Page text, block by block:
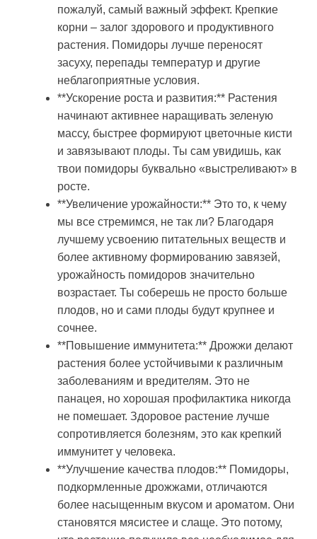
пожалуй, самый важный эффект. Крепкие
корни – залог здорового и продуктивного
растения. Помидоры лучше переносят
засуху, перепады температур и другие
неблагоприятные условия.
**Ускорение роста и развития:** Растения
начинают активнее наращивать зеленую
массу, быстрее формируют цветочные кисти
и завязывают плоды. Ты сам увидишь, как
твои помидоры буквально «выстреливают» в
росте.
**Увеличение урожайности:** Это то, к чему
мы все стремимся, не так ли? Благодаря
лучшему усвоению питательных веществ и
более активному формированию завязей,
урожайность помидоров значительно
возрастает. Ты соберешь не просто больше
плодов, но и сами плоды будут крупнее и
сочнее.
**Повышение иммунитета:** Дрожжи делают
растения более устойчивыми к различным
заболеваниям и вредителям. Это не
панацея, но хорошая профилактика никогда
не помешает. Здоровое растение лучше
сопротивляется болезням, это как крепкий
иммунитет у человека.
**Улучшение качества плодов:** Помидоры,
подкормленные дрожжами, отличаются
более насыщенным вкусом и ароматом. Они
становятся мясистее и слаще. Это потому,